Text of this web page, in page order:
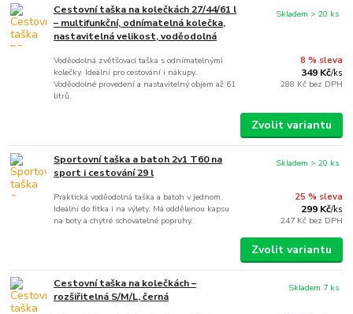
Cestovní taška na kolečkách 27/44/61 l
– multifunkční, odnímatelná kolečka,
nastavitelná velikost, voděodolná
Voděodolná zvětšovací taška s odnímatelnými
kolečky. Ideální pro cestování i nákupy.
Voděodolné provedení a nastavitelný objem až 61
litrů.
8 % sleva
349 Kč/ks
288 Kč bez DPH
Skladem > 20 ks
Zvolit variantu
Sportovní taška a batoh 2v1 T60 na
sport i cestování 29 l
Praktická voděodolná taška a batoh v jednom.
Ideální do fitka i na výlety. Má oddělenou kapsu
na boty a chytré schovatelné popruhy.
25 % sleva
299 Kč/ks
247 Kč bez DPH
Skladem > 20 ks
Zvolit variantu
Cestovní taška na kolečkách –
rozšiřitelná S/M/L, černá
Skladem 7 ks